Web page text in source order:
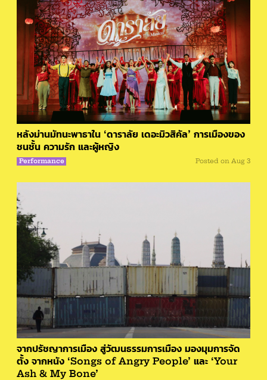
หลังม่านมัทนะพาธาใน ‘ดาราลัย เดอะมิวสิคัล’ การเมืองของ
ชนชั้น ความรัก และผู้หญิง
Performance Posted on Aug 3
จากปรัชญาการเมือง สู่วัฒนธรรมการเมือง มองมุมการจัด
ตั้ง จากหนัง ‘Songs of Angry People’ และ ‘Your
Ash & My Bone’